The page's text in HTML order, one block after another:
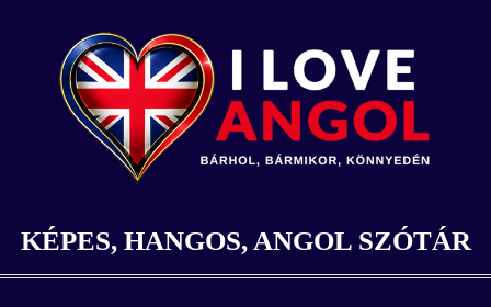
KÉPES, HANGOS, ANGOL SZÓTÁR